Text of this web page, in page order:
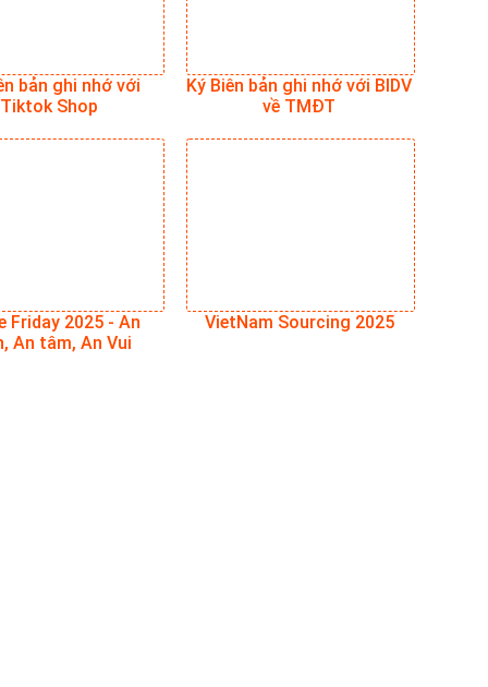
bản ghi nhớ với
Tiktok Shop
Ký Biên bản ghi nhớ với BIDV
về TMĐT
Friday 2025 - An
An tâm, An Vui
VietNam Sourcing 2025